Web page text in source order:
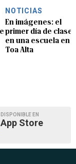
NOTICIAS
En imágenes: el
primer día de clases
en una escuela en
Toa Alta
DISPONIBLE EN
App Store